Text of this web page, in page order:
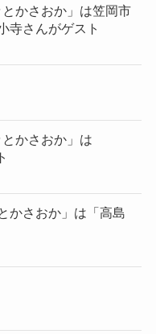
かさおか」は笠岡市
寺さんがゲスト
かさおか」は
かさおか」は「高島